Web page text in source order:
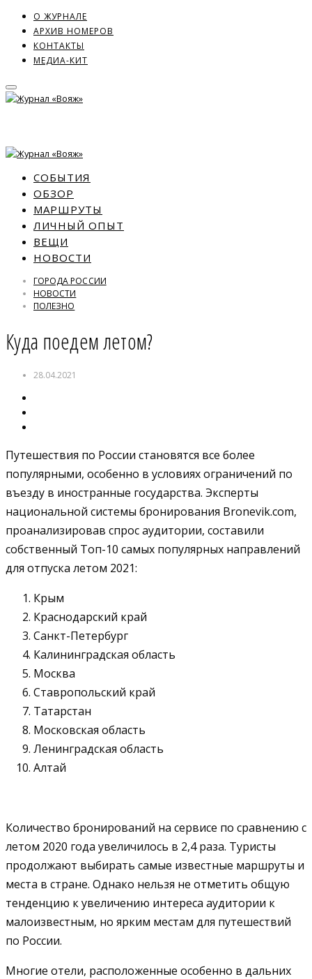
О ЖУРНАЛЕ
АРХИВ НОМЕРОВ
КОНТАКТЫ
МЕДИА-КИТ
СОБЫТИЯ
ОБЗОР
МАРШРУТЫ
ЛИЧНЫЙ ОПЫТ
ВЕЩИ
НОВОСТИ
ГОРОДА РОССИИ
НОВОСТИ
ПОЛЕЗНО
Куда поедем летом?
28.04.2021
Путешествия по России становятся все более
популярными, особенно в условиях ограничений по
въезду в иностранные государства. Эксперты
национальной системы бронирования Bronevik.com,
проанализировав спрос аудитории, составили
собственный Топ-10 самых популярных направлений
для отпуска летом 2021:
Крым
Краснодарский край
Санкт-Петербург
Калининградская область
Москва
Ставропольский край
Татарстан
Московская область
Ленинградская область
Алтай
Количество бронирований на сервисе по сравнению с
летом 2020 года увеличилось в 2,4 раза. Туристы
продолжают выбирать самые известные маршруты и
места в стране. Однако нельзя не отметить общую
тенденцию к увеличению интереса аудитории к
малоизвестным, но ярким местам для путешествий
по России.
Многие отели, расположенные особенно в дальних